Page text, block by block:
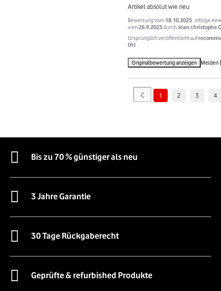
Artikel absolut wie neu
Bewertung vom 18.10.2025 , infolge
vom26.9.2025durchJean christophe
Ursprünglich veröffentlicht auf
(fr)
Originalbewertung anzeigen Melden
1 2 3 4
Bis zu 70 % günstiger als neu
3 Jahre Garantie
30 Tage Rückgaberecht
Geprüfte & refurbished Produkte